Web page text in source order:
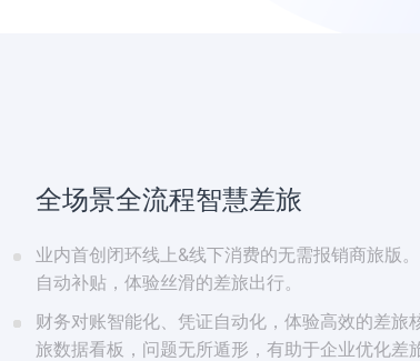
全场景全流程智慧差旅
业内首创闭环线上&线下消费的无需报销商旅版
自动补贴，体验丝滑的差旅出行。
财务对账智能化、凭证自动化，体验高效的差旅
旅数据看板，问题无所遁形，有助于企业优化差